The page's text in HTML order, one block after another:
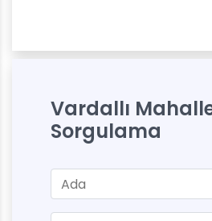
Vardallı
Sorgulama